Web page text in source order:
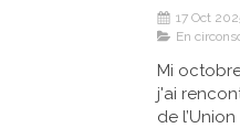
17 Oct
En
Mi
j'ai
de